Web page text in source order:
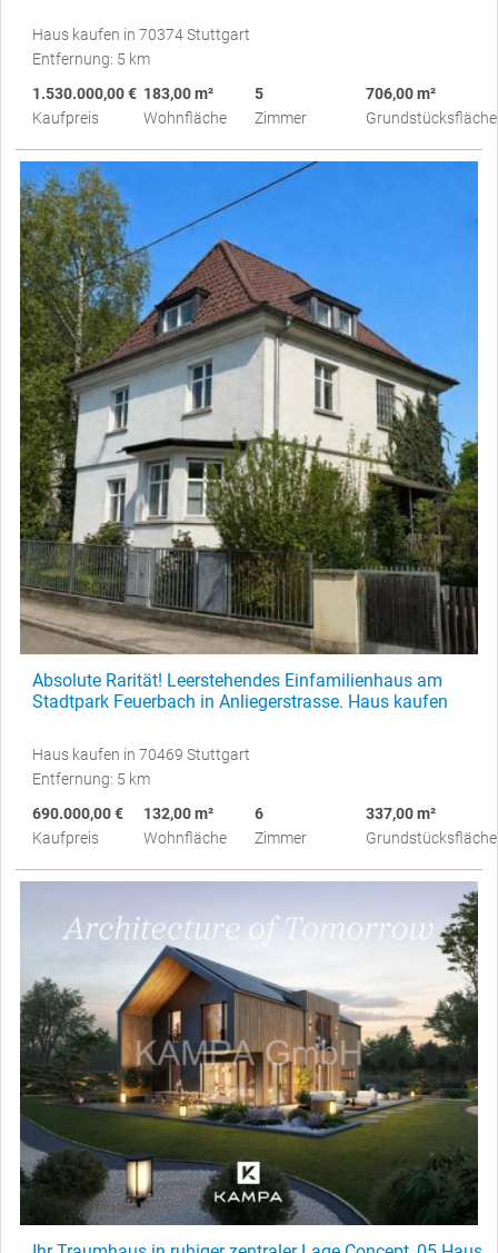
Haus kaufen in 70374 Stuttgart
Entfernung: 5 km
1.530.000,00 €
Kaufpreis
183,00 m²
Wohnfläche
5
Zimmer
706,00 m²
Grundstücksfläche
Absolute Rarität! Leerstehendes Einfamilienhaus am
Stadtpark Feuerbach in Anliegerstrasse. Haus kaufen
Haus kaufen in 70469 Stuttgart
Entfernung: 5 km
690.000,00 €
Kaufpreis
132,00 m²
Wohnfläche
6
Zimmer
337,00 m²
Grundstücksfläche